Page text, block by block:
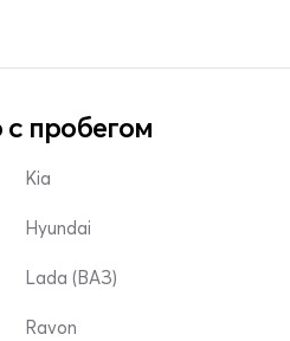
пробегом
Kia
Hyundai
Lada (ВАЗ)
Ravon